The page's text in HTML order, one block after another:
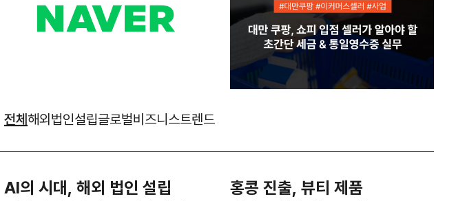
전체 해외법인설립글로벌비즈니스트렌드
AI의 시대, 해외 법인 설립
홍콩 진출, 뷰티 제품